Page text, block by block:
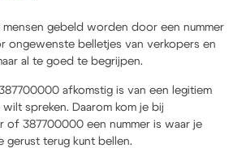
gebeld worden door een nummer
ongewenste belletjes van verkopers en
al te goed te begrijpen.
afkomstig is van een legitiem
spreken. Daarom kom je bij
of 387700000 een nummer is waar je
gerust terug kunt bellen.